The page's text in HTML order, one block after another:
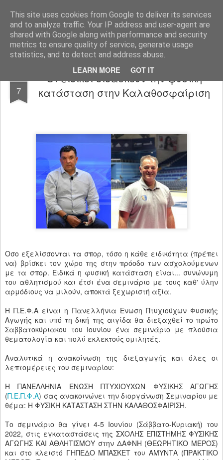
This site uses cookies from Google to deliver its services
and to analyze traffic. Your IP address and user-agent are
shared with Google along with performance and security
metrics to ensure quality of service, generate usage
statistics, and to detect and address abuse.
LEARN MORE GOT IT
All About Basketball Coaching Πάθος ,ομαδικότητα , μαχητικότητα , αντίληψη... με μια λέξη MΠΑΣΚΕΤ... .!!! Αγάπη μεγάλη που κρύβει πολλά μυστικά ...
7
Οι ειδικοί διδάσκουν την φυσική
κατάσταση στην Καλαθοσφαίριση
Οσο εξελίσσονται τα σπορ, τόσο η κάθε ειδικότητα (πρέπει
να) βρίσκει τον χώρο της στην πρόοδο των ασχολούμενων
με τα σπορ. Ειδικά η φυσική κατάσταση είναι... συνώνυμη
του αθλητισμού και έτσι ένα σεμινάριο με τους καθ' ύλην
αρμόδιους να μιλούν, αποκτά ξεχωριστή αξία.
Η Π.Ε.Φ.Α είναι η Πανελλήνια Ενωση Πτυχιούχων Φυσικής
Αγωγής και υπό τη δική της αιγίδα θα διεξαχθεί το πρώτο
Σαββατοκύριακου του Ιουνίου ένα σεμινάριο με πλούσια
θεματολογία και πολύ εκλεκτούς ομιλητές.
Αναλυτικά η ανακοίνωση της διεξαγωγής και όλες οι
λεπτομέρειες του σεμιναρίου:
Η ΠΑΝΕΛΛΗΝΙΑ ΕΝΩΣΗ ΠΤΥΧΙΟΥΧΩΝ ΦΥΣΙΚΗΣ ΑΓΩΓΗΣ
(Π.Ε.Π.Φ.Α) σας ανακοινώνει την διοργάνωση Σεμιναρίου με
θέμα: Η ΦΥΣΙΚΗ ΚΑΤΑΣΤΑΣΗ ΣΤΗΝ ΚΑΛΑΘΟΣΦΑΙΡΙΣΗ.
Το σεμινάριο θα γίνει 4-5 Ιουνίου (Σάββατο-Κυριακή) του
2022, στις εγκαταστάσεις της ΣΧΟΛΗΣ ΕΠΙΣΤΗΜΗΣ ΦΥΣΙΚΗΣ
ΑΓΩΓΗΣ ΚΑΙ ΑΘΛΗΤΙΣΜΟΥ στην ΔΑΦΝΗ (ΘΕΩΡΗΤΙΚΟ ΜΕΡΟΣ)
και στο κλειστό ΓΗΠΕΔΟ ΜΠΑΣΚΕΤ του ΑΜΥΝΤΑ (ΠΡΑΚΤΙΚΟ